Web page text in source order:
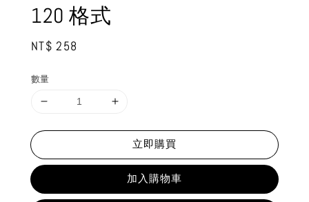
120 格式
Regular
NT$ 258
數量
立即購買
加入購物車